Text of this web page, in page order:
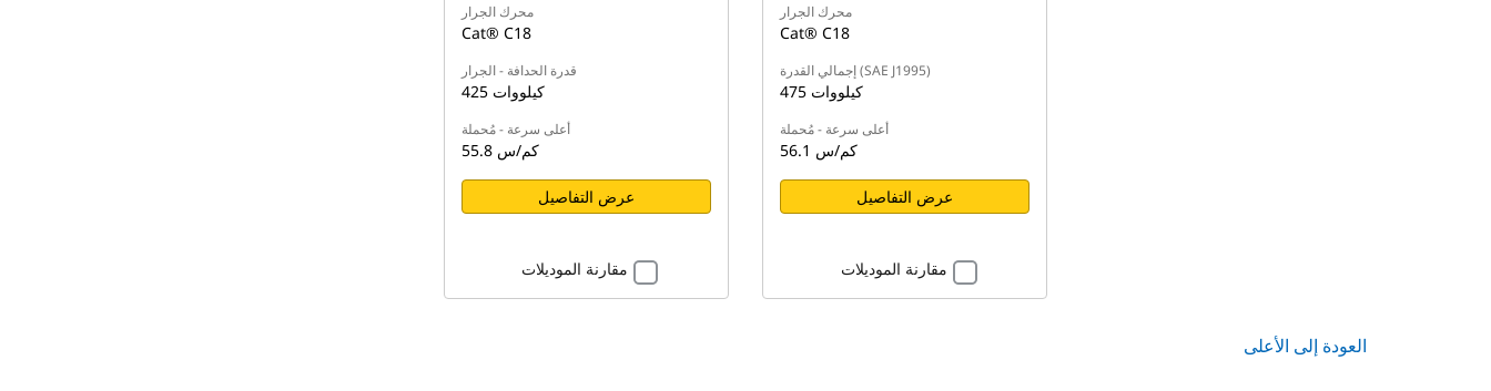
محرك الجرار
Cat® C18
قدرة الحدافة - الجرار
425 كيلووات
أعلى سرعة - مُحملة
55.8 كم/س
عرض التفاصيل
مقارنة الموديلات
محرك الجرار
Cat® C18
إجمالي القدرة (SAE J1995)
475 كيلووات
أعلى سرعة - مُحملة
56.1 كم/س
عرض التفاصيل
مقارنة الموديلات
العودة إلى الأعلى